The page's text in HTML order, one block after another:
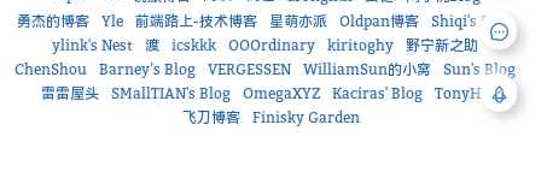
勇杰的博客
Yle 前端路上-技术博客 星萌亦派 Oldpan博客
Shiqi's Blog
ylink's Nest
渡 icskkk OOOrdinary kiritoghy
野宁新之助
ChenShou
Barney’s Blog VERGESSEN WilliamSun的小窝
Sun's Blog
雷雷屋头
SMallTIAN's Blog OmegaXYZ Kaciras' Blog
TonyHe
飞刀博客
Finisky Garden